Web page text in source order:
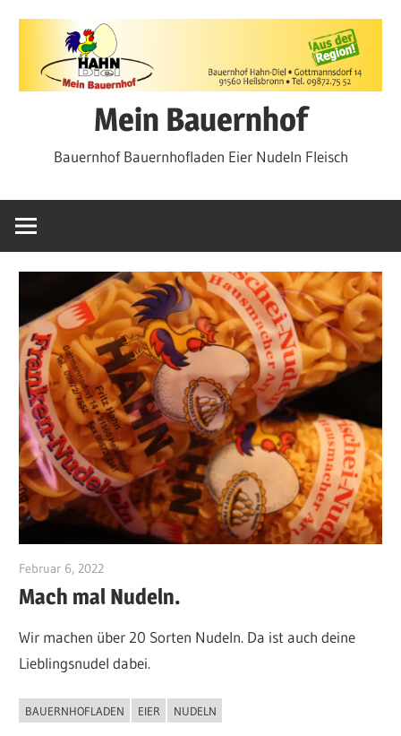
springen
Mein Bauernhof
Bauernhof Bauernhofladen Eier Nudeln Fleisch
Februar 6, 2022
Mach mal Nudeln.
Wir machen über 20 Sorten Nudeln. Da ist auch deine
Lieblingsnudel dabei.
AKTUELLES
BAUERNHOFLADEN EIER NUDELN